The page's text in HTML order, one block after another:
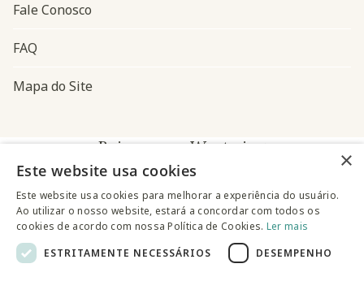
Fale Conosco
FAQ
Mapa do Site
Baixe o app Westwing
×
Este website usa cookies
Este website usa cookies para melhorar a experiência do usuário.
Ao utilizar o nosso website, estará a concordar com todos os
cookies de acordo com nossa Política de Cookies. Ler mais
ESTRITAMENTE NECESSÁRIOS
DESEMPENHO